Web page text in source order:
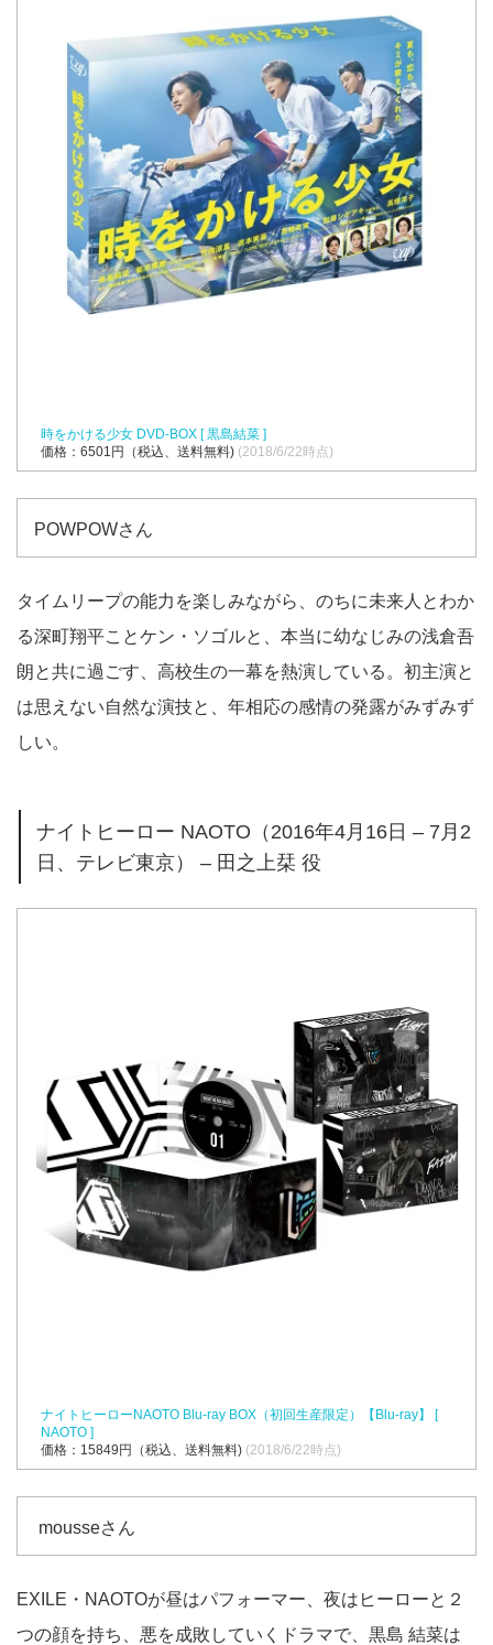
時をかける少女 DVD-BOX [ 黒島結菜 ]
価格：6501円（税込、送料無料) (2018/6/22時点)
POWPOWさん
タイムリープの能力を楽しみながら、のちに未来人とわか
る深町翔平ことケン・ソゴルと、本当に幼なじみの浅倉吾
朗と共に過ごす、高校生の一幕を熱演している。初主演と
は思えない自然な演技と、年相応の感情の発露がみずみず
しい。
ナイトヒーロー NAOTO（2016年4月16日 – 7月2
日、テレビ東京） – 田之上栞 役
ナイトヒーローNAOTO Blu-ray BOX（初回生産限定）【Blu-ray】 [
NAOTO ]
価格：15849円（税込、送料無料) (2018/6/22時点)
mousseさん
EXILE・NAOTOが昼はパフォーマー、夜はヒーローと２
つの顔を持ち、悪を成敗していくドラマで、黒島 結菜は